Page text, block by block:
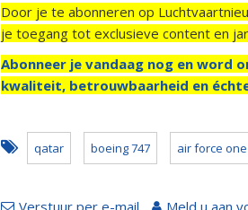
Door je te abonneren op
je toegang tot exclusieve content en
Abonneer je vandaag nog en word
kwaliteit, betrouwbaarheid en
qatar boeing 747 air force one
Verstuur per e-mail Meld u aan